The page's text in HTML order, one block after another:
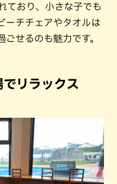
ており、小さな子でも
ーチチェアやタオルは
せるのも魅力です。
リラックス